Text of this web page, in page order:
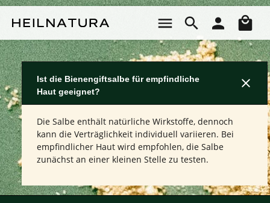
Ist die Bienengiftsalbe für empfindliche
Haut geeignet?
Die Salbe enthält natürliche Wirkstoffe, dennoch
kann die Verträglichkeit individuell variieren. Bei
empfindlicher Haut wird empfohlen, die Salbe
zunächst an einer kleinen Stelle zu testen.